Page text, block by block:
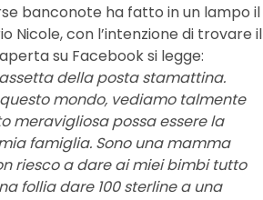
banconote ha fatto in un lampo il
Nicole, con l’intenzione di trovare il
su Facebook si legge:
della posta stamattina.
mondo, vediamo talmente
meravigliosa possa essere la
famiglia. Sono una mamma
riesco a dare ai miei bimbi tutto
follia dare 100 sterline a una